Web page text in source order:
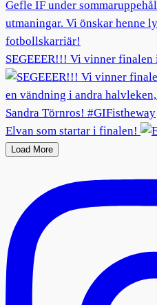
SEGEEER!!! Vi vinner finalen
Elvan som startar i finalen!
Load More